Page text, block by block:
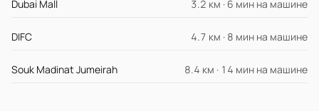
Dubai Mall 3.2 км · 6 мин на машине
DIFC 4.7 км · 8 мин на машине
Souk Madinat Jumeirah 8.4 км · 14 мин на машине